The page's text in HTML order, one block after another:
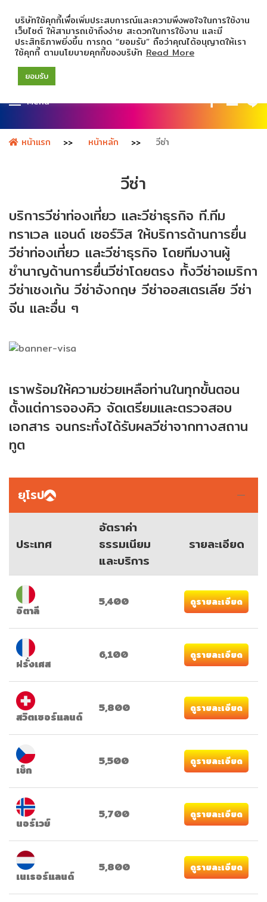
Menu
หน้าแรก หน้าหลัก วีซ่า
วีซ่า
บริการวีซ่าท่องเที่ยว และวีซ่าธุรกิจ ที.ทีม
ทราเวล แอนด์ เซอร์วิส ให้บริการด้านการยื่น
วีซ่าท่องเที่ยว และวีซ่าธุรกิจ โดยทีมงานผู้
ชำนาญด้านการยื่นวีซ่าโดยตรง ทั้งวีซ่าอเมริกา
วีซ่าเชงเก้น วีซ่าอังกฤษ วีซ่าออสเตรเลีย วีซ่า
จีน และอื่น ๆ
เราพร้อมให้ความช่วยเหลือท่านในทุกขั้นตอน
ตั้งแต่การจองคิว จัดเตรียมและตรวจสอบ
เอกสาร จนกระทั่งได้รับผลวีซ่าจากทางสถาน
ทูต
ยุโรป
ประเทศ
อัตราค่า
ธรรมเนียม
และบริการ
รายละเอียด
อิตาลี
5,400 ดูรายละเอียด
ฝรั่งเศส
6,100 ดูรายละเอียด
สวิตเซอร์แลนด์
5,800 ดูรายละเอียด
เช็ก
5,500 ดูรายละเอียด
นอร์เวย์
5,700 ดูรายละเอียด
เนเธอร์แลนด์
5,800 ดูรายละเอียด
บริษัทใช้คุกกี้เพื่อเพิ่มประสบการณ์และความพึงพอใจในการใช้งาน
เว็บไซต์ ให้สามารถเข้าถึงง่าย สะดวกในการใช้งาน และมี
ประสิทธิภาพยิ่งขึ้น การกด “ยอมรับ” ถือว่าคุณได้อนุญาตให้เรา
ใช้คุกกี้ ตามนโยบายคุกกี้ของบริษัท Read More
ยอมรับ